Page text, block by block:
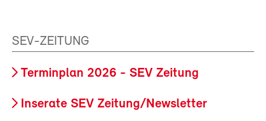
SEV-ZEITUNG
Terminplan 2026 - SEV Zeitung
Inserate SEV Zeitung/Newsletter